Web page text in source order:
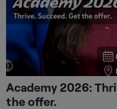
Academy 2026:
the offer.